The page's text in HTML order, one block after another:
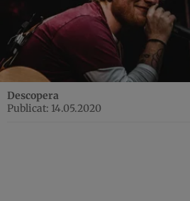
Descopera
Publicat: 14.05.2020